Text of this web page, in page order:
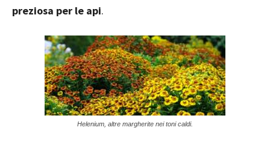
preziosa per le api.
Helenium, altre margherite nei toni caldi.